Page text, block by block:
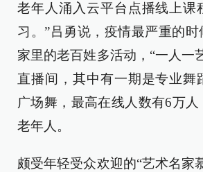
老年人涌入云平台点播线上课
习。”吕勇说，疫情最严重的
家里的老百姓多活动，“一人一
直播间，其中有一期是专业舞
广场舞，最高在线人数有6万
老年人。
颇受年轻受众欢迎的“艺术名家